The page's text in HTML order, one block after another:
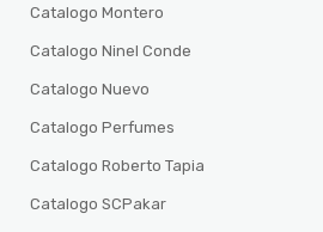
Catalogo Montero
Catalogo Ninel Conde
Catalogo Nuevo
Catalogo Perfumes
Catalogo Roberto Tapia
Catalogo SCPakar